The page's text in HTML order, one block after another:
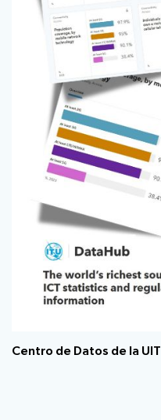
Centro de Datos de la UIT